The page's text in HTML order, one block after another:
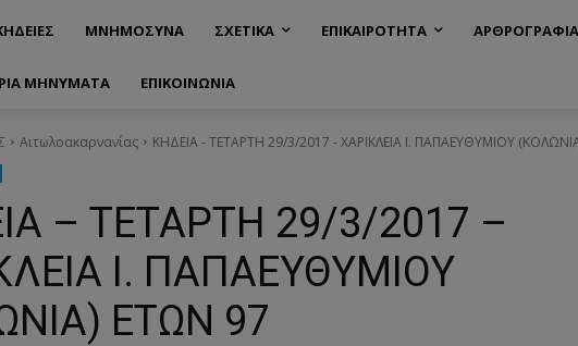
ΜΝΗΜΟΣΥΝΑ ΣΧΕΤΙΚΑ ΕΠΙΚΑΙΡΟΤΗΤΑ ΑΡΘΡΟΓΡΑΦΙΑ
ΜΗΝΥΜΑΤΑ ΕΠΙΚΟΙΝΩΝΊΑ
Aιτωλοακαρνανίας ΚΗΔΕΙΑ - ΤΕΤΑΡΤΗ 29/3/2017 - ΧΑΡΙΚΛΕΙΑ Ι. ΠΑΠΑΕΥΘΥΜΙΟΥ
– ΤΕΤΑΡΤΗ 29/3/2017 –
Ι. ΠΑΠΑΕΥΘΥΜΙΟΥ
ΕΤΩΝ 97